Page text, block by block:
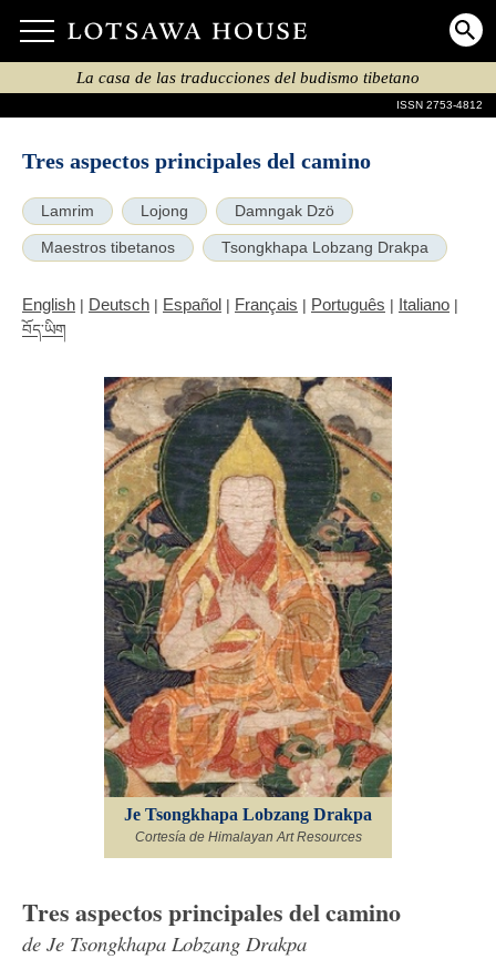
La casa de las traducciones del budismo tibetano
ISSN 2753-4812
Tres aspectos principales del camino
Lamrim Lojong Damngak Dzö
Maestros tibetanos Tsongkhapa Lobzang Drakpa
English | Deutsch | Español | Français | Português | Italiano |
བོད་ཡིག
Je Tsongkhapa Lobzang Drakpa
Cortesía de Himalayan Art Resources
Tres aspectos principales del camino
de Je Tsongkhapa Lobzang Drakpa